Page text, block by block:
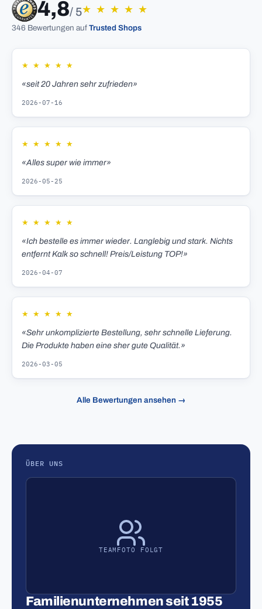
4,8/ 5★ ★ ★ ★ ★
346 Bewertungen auf Trusted Shops
★ ★ ★ ★ ★
«seit 20 Jahren sehr zufrieden»
2026-07-16
★ ★ ★ ★ ★
«Alles super wie immer»
2026-05-25
★ ★ ★ ★ ★
«Ich bestelle es immer wieder. Langlebig und stark. Nichts
entfernt Kalk so schnell! Preis/Leistung TOP!»
2026-04-07
★ ★ ★ ★ ★
«Sehr unkomplizierte Bestellung, sehr schnelle Lieferung.
Die Produkte haben eine sher gute Qualität.»
2026-03-05
Alle Bewertungen ansehen →
ÜBER UNS
TEAMFOTO FOLGT
Familienunternehmen seit 1955